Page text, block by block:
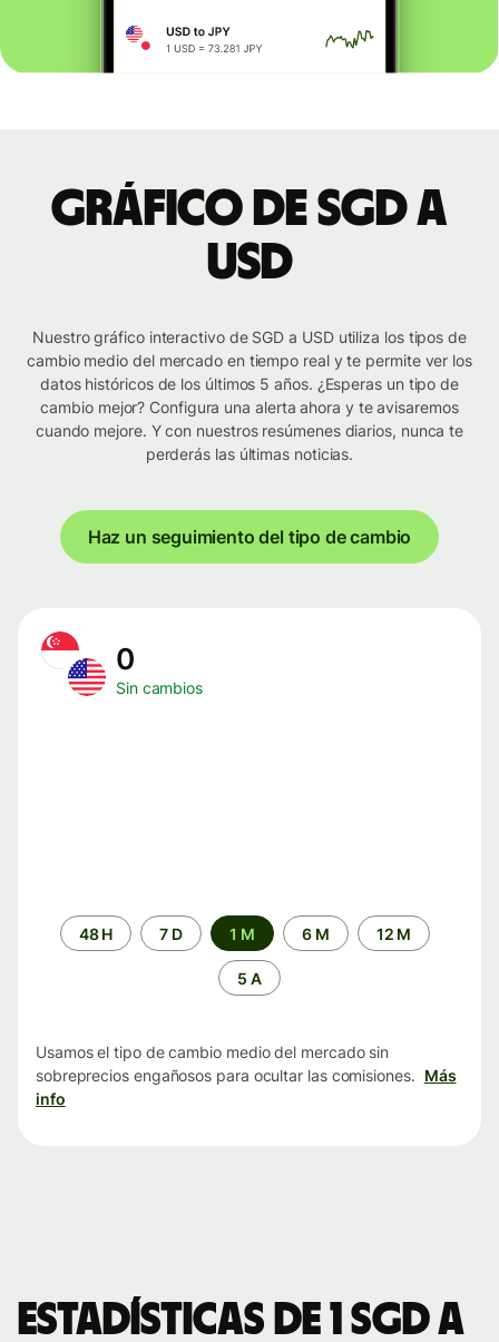
Gráfico de SGD a
USD
Nuestro gráfico interactivo de SGD a USD utiliza los tipos de
cambio medio del mercado en tiempo real y te permite ver los
datos históricos de los últimos 5 años. ¿Esperas un tipo de
cambio mejor? Configura una alerta ahora y te avisaremos
cuando mejore. Y con nuestros resúmenes diarios, nunca te
perderás las últimas noticias.
Haz un seguimiento del tipo de cambio
0
Sin cambios
Periodo48 H 7 D 1 M 6 M 12 M
5 A
Usamos el tipo de cambio medio del mercado sin
sobreprecios engañosos para ocultar las comisiones. Más
info
Estadísticas de 1 SGD a